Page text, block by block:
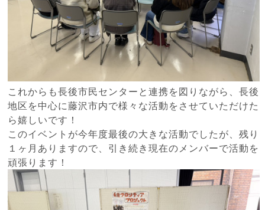
これからも長後市民センターと連携を図りながら、長後
地区を中心に藤沢市内で様々な活動をさせていただけた
ら嬉しいです！
このイベントが今年度最後の大きな活動でしたが、残り
１ヶ月ありますので、引き続き現在のメンバーで活動を
頑張ります！